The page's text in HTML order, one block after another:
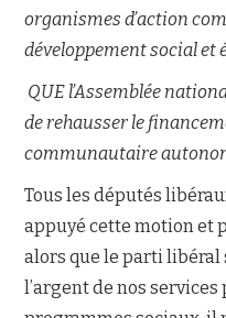
organismes d’action
développement social et
QUE l’Assemblée
de rehausser le
communautaire
Tous les députés
appuyé cette motion et
alors que le parti libéral
l’argent de nos